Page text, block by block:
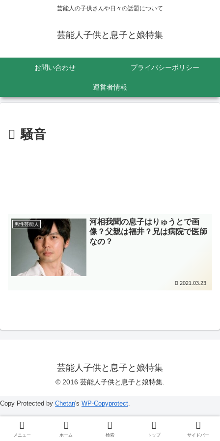
芸能人の子供さんや日々の話題について
芸能人子供と息子と娘特集
お問い合わせ プライバシーポリシー
運営者情報
騒音
男性芸能人
河相我聞の息子はりゅうとで画
像？父親は福井？兄は病院で医師
なの？
2021.03.23
芸能人子供と息子と娘特集
© 2016 芸能人子供と息子と娘特集.
メニュー ホーム 検索 トップ サイドバー
Copy Protected by Chetan's WP-Copyprotect